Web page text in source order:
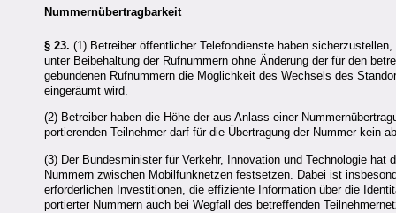
Nummernübertragbarkeit
§ 23. (1) Betreiber öffentlicher Telefondienste haben
unter Beibehaltung der Rufnummern ohne Änderung der für den
gebundenen Rufnummern die Möglichkeit des Wechsels des
eingeräumt wird.
(2) Betreiber haben die Höhe der aus Anlass einer
portierenden Teilnehmer darf für die Übertragung der Nummer kein
(3) Der Bundesminister für Verkehr, Innovation und Technologie
Nummern zwischen Mobilfunknetzen festsetzen. Dabei ist
erforderlichen Investitionen, die effiziente Information über die
portierter Nummern auch bei Wegfall des betreffenden